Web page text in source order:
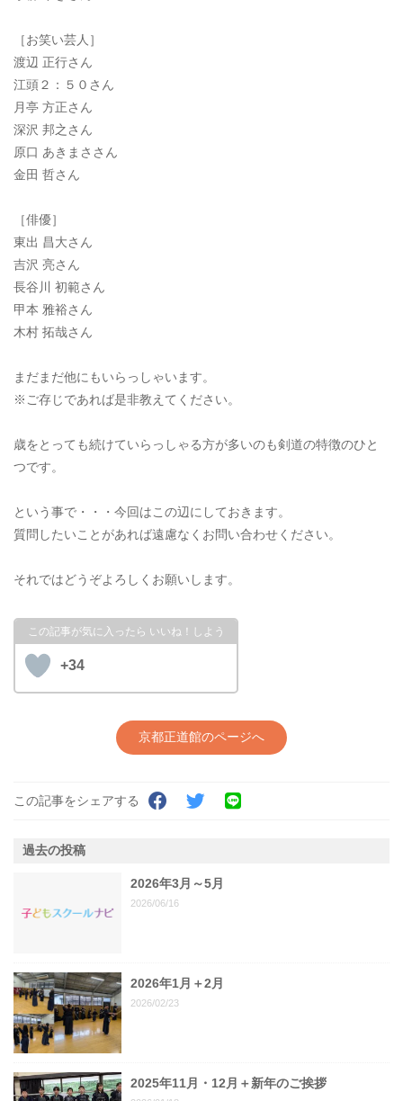
［お笑い芸人］
渡辺 正行さん
江頭２：５０さん
月亭 方正さん
深沢 邦之さん
原口 あきまささん
金田 哲さん
［俳優］
東出 昌大さん
吉沢 亮さん
長谷川 初範さん
甲本 雅裕さん
木村 拓哉さん
まだまだ他にもいらっしゃいます。
※ご存じであれば是非教えてください。
歳をとっても続けていらっしゃる方が多いのも剣道の特徴のひと
つです。
という事で・・・今回はこの辺にしておきます。
質問したいことがあれば遠慮なくお問い合わせください。
それではどうぞよろしくお願いします。
+34
京都正道館のページへ
この記事をシェアする
過去の投稿
2026年3月～5月
2026/06/16
2026年1月＋2月
2026/02/23
2025年11月・12月＋新年のご挨拶